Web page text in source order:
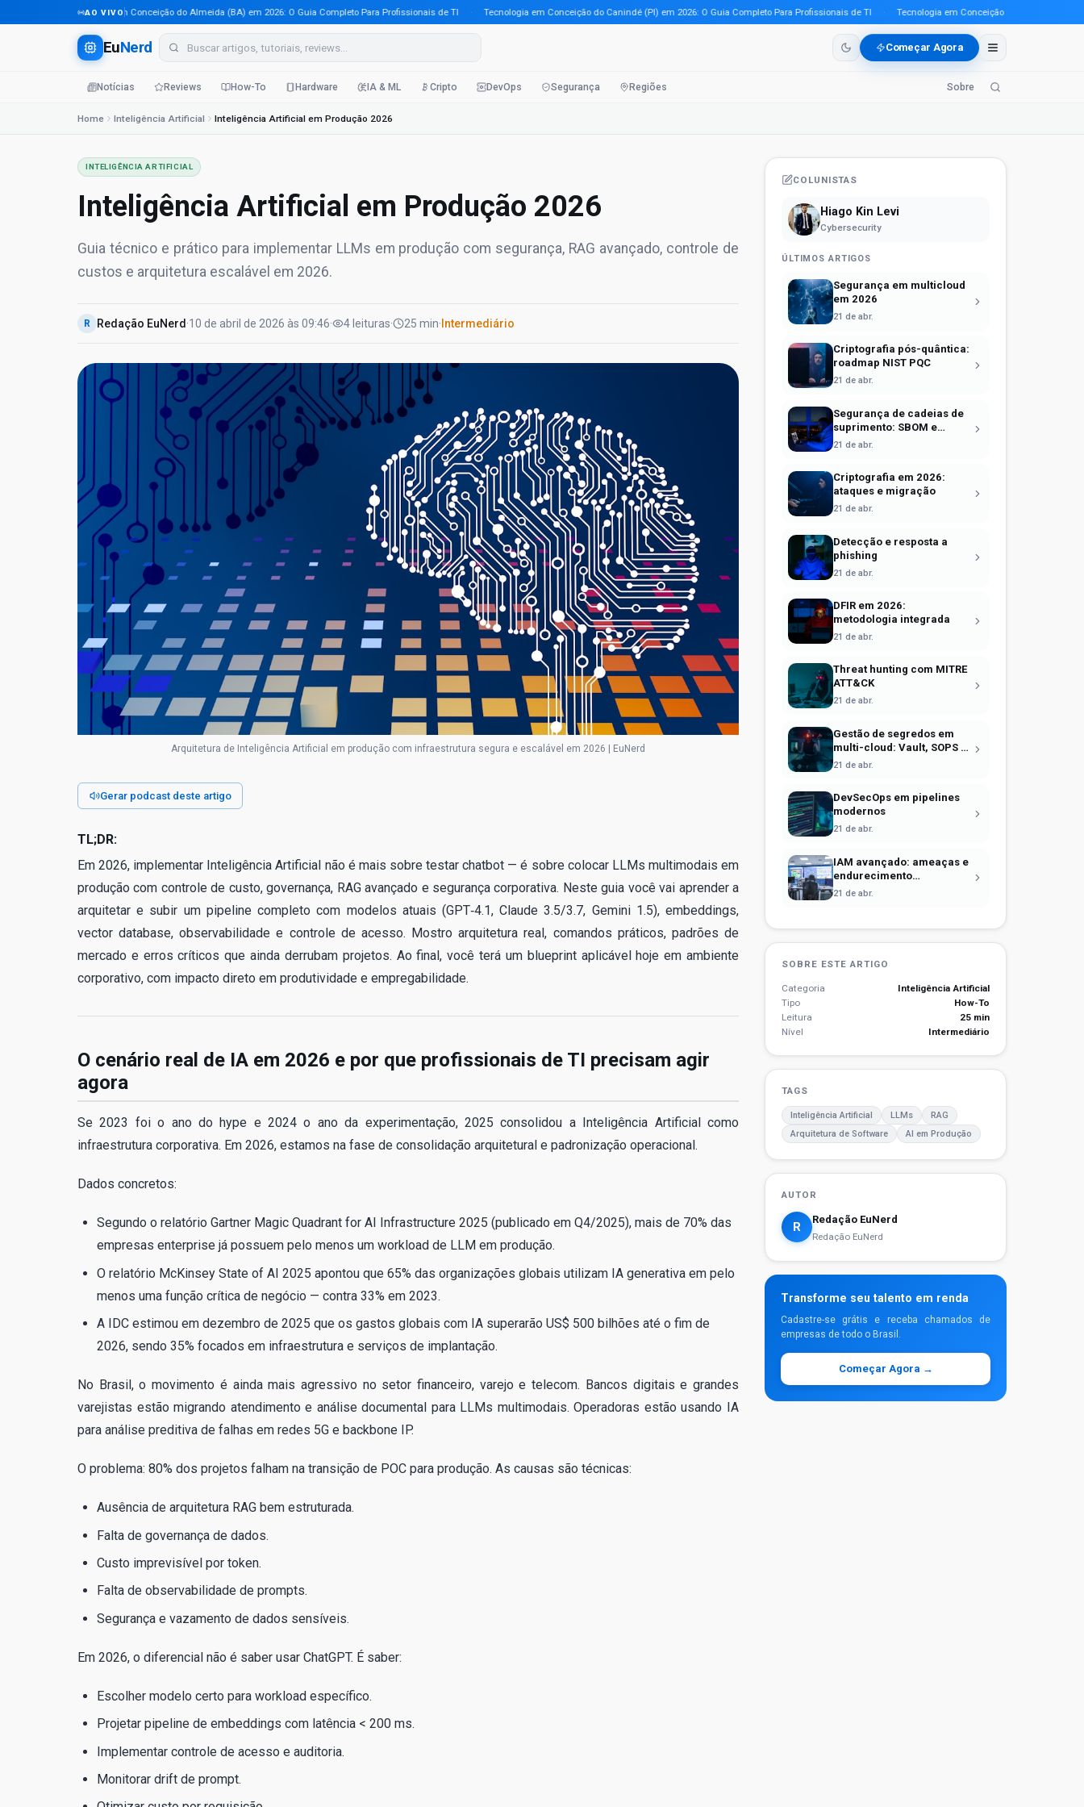
AO VIVO
Tecnologia em Conceição do Almeida (BA) em 2026: O Guia Completo Para Profissionais de TI · Tecnologia em Conceição do Canindé (PI) em 2026: O Guia Completo Para Profissionais de TI · Tecnologia em Conceição do Araguaia (PA) em
EuNerd Começar Agora
Notícias Reviews How-To Hardware IA & ML Cripto DevOps Segurança Regiões Sobre
Home Inteligência Artificial Inteligência Artificial em Produção 2026
INTELIGÊNCIA ARTIFICIAL
Inteligência Artificial em Produção 2026
Guia técnico e prático para implementar LLMs em produção com segurança, RAG avançado, controle de
custos e arquitetura escalável em 2026.
R Redação EuNerd ·10 de abril de 2026 às 09:46· 4 leituras· 25 min· Intermediário
Arquitetura de Inteligência Artificial em produção com infraestrutura segura e escalável em 2026 | EuNerd
Gerar podcast deste artigo
TL;DR:
Em 2026, implementar Inteligência Artificial não é mais sobre testar chatbot — é sobre colocar LLMs multimodais em
produção com controle de custo, governança, RAG avançado e segurança corporativa. Neste guia você vai aprender a
arquitetar e subir um pipeline completo com modelos atuais (GPT‑4.1, Claude 3.5/3.7, Gemini 1.5), embeddings,
vector database, observabilidade e controle de acesso. Mostro arquitetura real, comandos práticos, padrões de
mercado e erros críticos que ainda derrubam projetos. Ao final, você terá um blueprint aplicável hoje em ambiente
corporativo, com impacto direto em produtividade e empregabilidade.
O cenário real de IA em 2026 e por que profissionais de TI precisam agir
agora
Se 2023 foi o ano do hype e 2024 o ano da experimentação, 2025 consolidou a Inteligência Artificial como
infraestrutura corporativa. Em 2026, estamos na fase de consolidação arquitetural e padronização operacional.
Dados concretos:
Segundo o relatório Gartner Magic Quadrant for AI Infrastructure 2025 (publicado em Q4/2025), mais de 70% das
empresas enterprise já possuem pelo menos um workload de LLM em produção.
O relatório McKinsey State of AI 2025 apontou que 65% das organizações globais utilizam IA generativa em pelo
menos uma função crítica de negócio — contra 33% em 2023.
A IDC estimou em dezembro de 2025 que os gastos globais com IA superarão US$ 500 bilhões até o fim de
2026, sendo 35% focados em infraestrutura e serviços de implantação.
No Brasil, o movimento é ainda mais agressivo no setor financeiro, varejo e telecom. Bancos digitais e grandes
varejistas estão migrando atendimento e análise documental para LLMs multimodais. Operadoras estão usando IA
para análise preditiva de falhas em redes 5G e backbone IP.
O problema: 80% dos projetos falham na transição de POC para produção. As causas são técnicas:
Ausência de arquitetura RAG bem estruturada.
Falta de governança de dados.
Custo imprevisível por token.
Falta de observabilidade de prompts.
Segurança e vazamento de dados sensíveis.
Em 2026, o diferencial não é saber usar ChatGPT. É saber:
Escolher modelo certo para workload específico.
Projetar pipeline de embeddings com latência < 200 ms.
Implementar controle de acesso e auditoria.
Monitorar drift de prompt.
COLUNISTAS
Hiago Kin Levi
Cybersecurity
ÚLTIMOS ARTIGOS
Segurança em multicloud
em 2026
21 de abr.
Criptografia pós-quântica:
roadmap NIST PQC
21 de abr.
Segurança de cadeias de
suprimento: SBOM e
Sigstore
21 de abr.
Criptografia em 2026:
ataques e migração
21 de abr.
Detecção e resposta a
phishing
21 de abr.
DFIR em 2026:
metodologia integrada
21 de abr.
Threat hunting com MITRE
ATT&CK
21 de abr.
Gestão de segredos em
multi-cloud: Vault, SOPS e
identidade efêmera
21 de abr.
DevSecOps em pipelines
modernos
21 de abr.
IAM avançado: ameaças e
endurecimento
operacional
21 de abr.
SOBRE ESTE ARTIGO
Categoria
Inteligência Artificial
Tipo
How-To
Leitura
25 min
Nível
Intermediário
TAGS
Inteligência Artificial LLMs
RAG
Arquitetura de Software
AI em Produção
AUTOR
R
Redação EuNerd
Redação EuNerd
Transforme seu talento em renda
Cadastre-se grátis e receba chamados de
empresas de todo o Brasil.
Começar Agora →